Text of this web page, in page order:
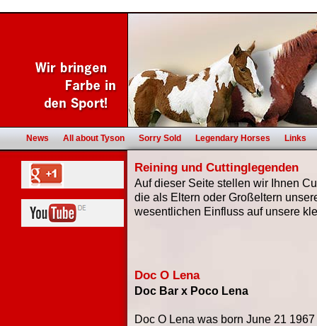
News All about Tyson Sorry Sold Legendary Horses Links
Reining und Cuttinglegenden
Auf dieser Seite stellen wir Ihnen
die als Eltern oder Großeltern
wesentlichen Einfluss auf unsere
Doc O Lena
Doc Bar x Poco Lena
Doc O Lena was born June 21